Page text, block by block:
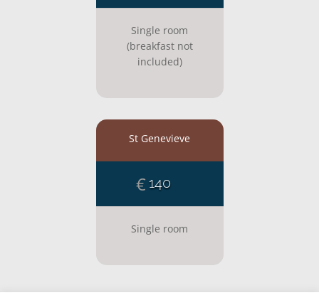
Single room
(breakfast not
included)
St Genevieve
€ 140
Single room